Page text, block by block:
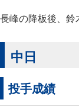
長峰の降板後、
中日
投手成績